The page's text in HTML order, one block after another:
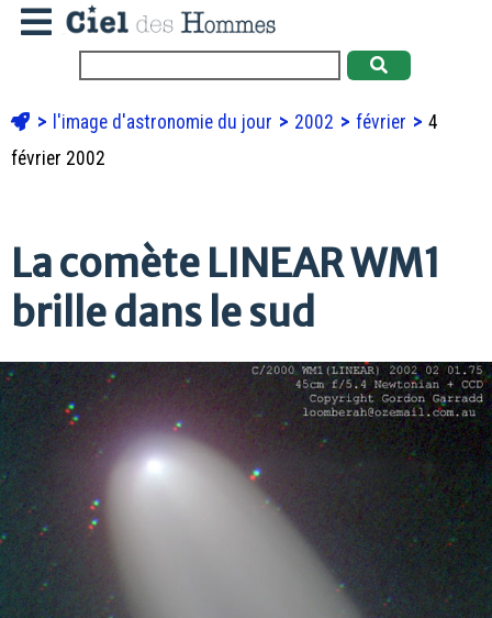
l'image d'astronomie du jour 2002 février
4
février 2002
La comète LINEAR WM1
brille dans le sud